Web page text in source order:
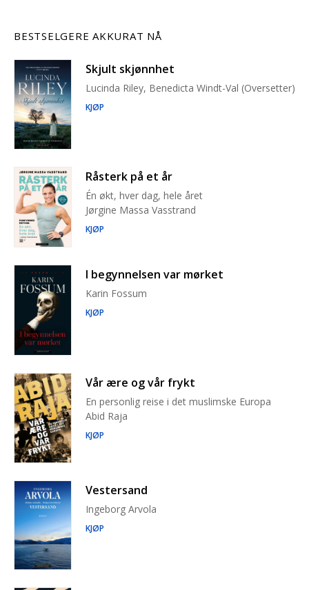
BESTSELGERE AKKURAT NÅ
Skjult skjønnhet
Lucinda Riley, Benedicta Windt-Val (Oversetter)
KJØP
Råsterk på et år
Én økt, hver dag, hele året
Jørgine Massa Vasstrand
KJØP
I begynnelsen var mørket
Karin Fossum
KJØP
Vår ære og vår frykt
En personlig reise i det muslimske Europa
Abid Raja
KJØP
Vestersand
Ingeborg Arvola
KJØP